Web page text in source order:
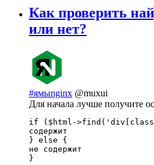
Как проверить
или нет?
#ямыnginx @muxui
Для начала лучше получите
if ($html-
содержит
} else {
не содержит
}